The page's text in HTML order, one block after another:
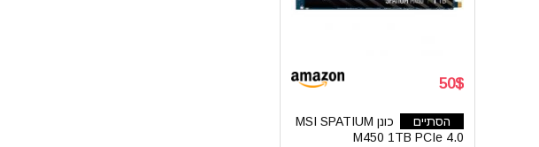
50$
הסתיים
כונן MSI SPATIUM
M450 1TB PCIe 4.0